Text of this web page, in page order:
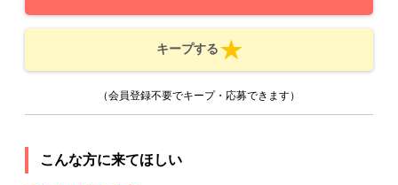
キープする
（会員登録不要でキープ・応募できます）
こんな方に来てほしい